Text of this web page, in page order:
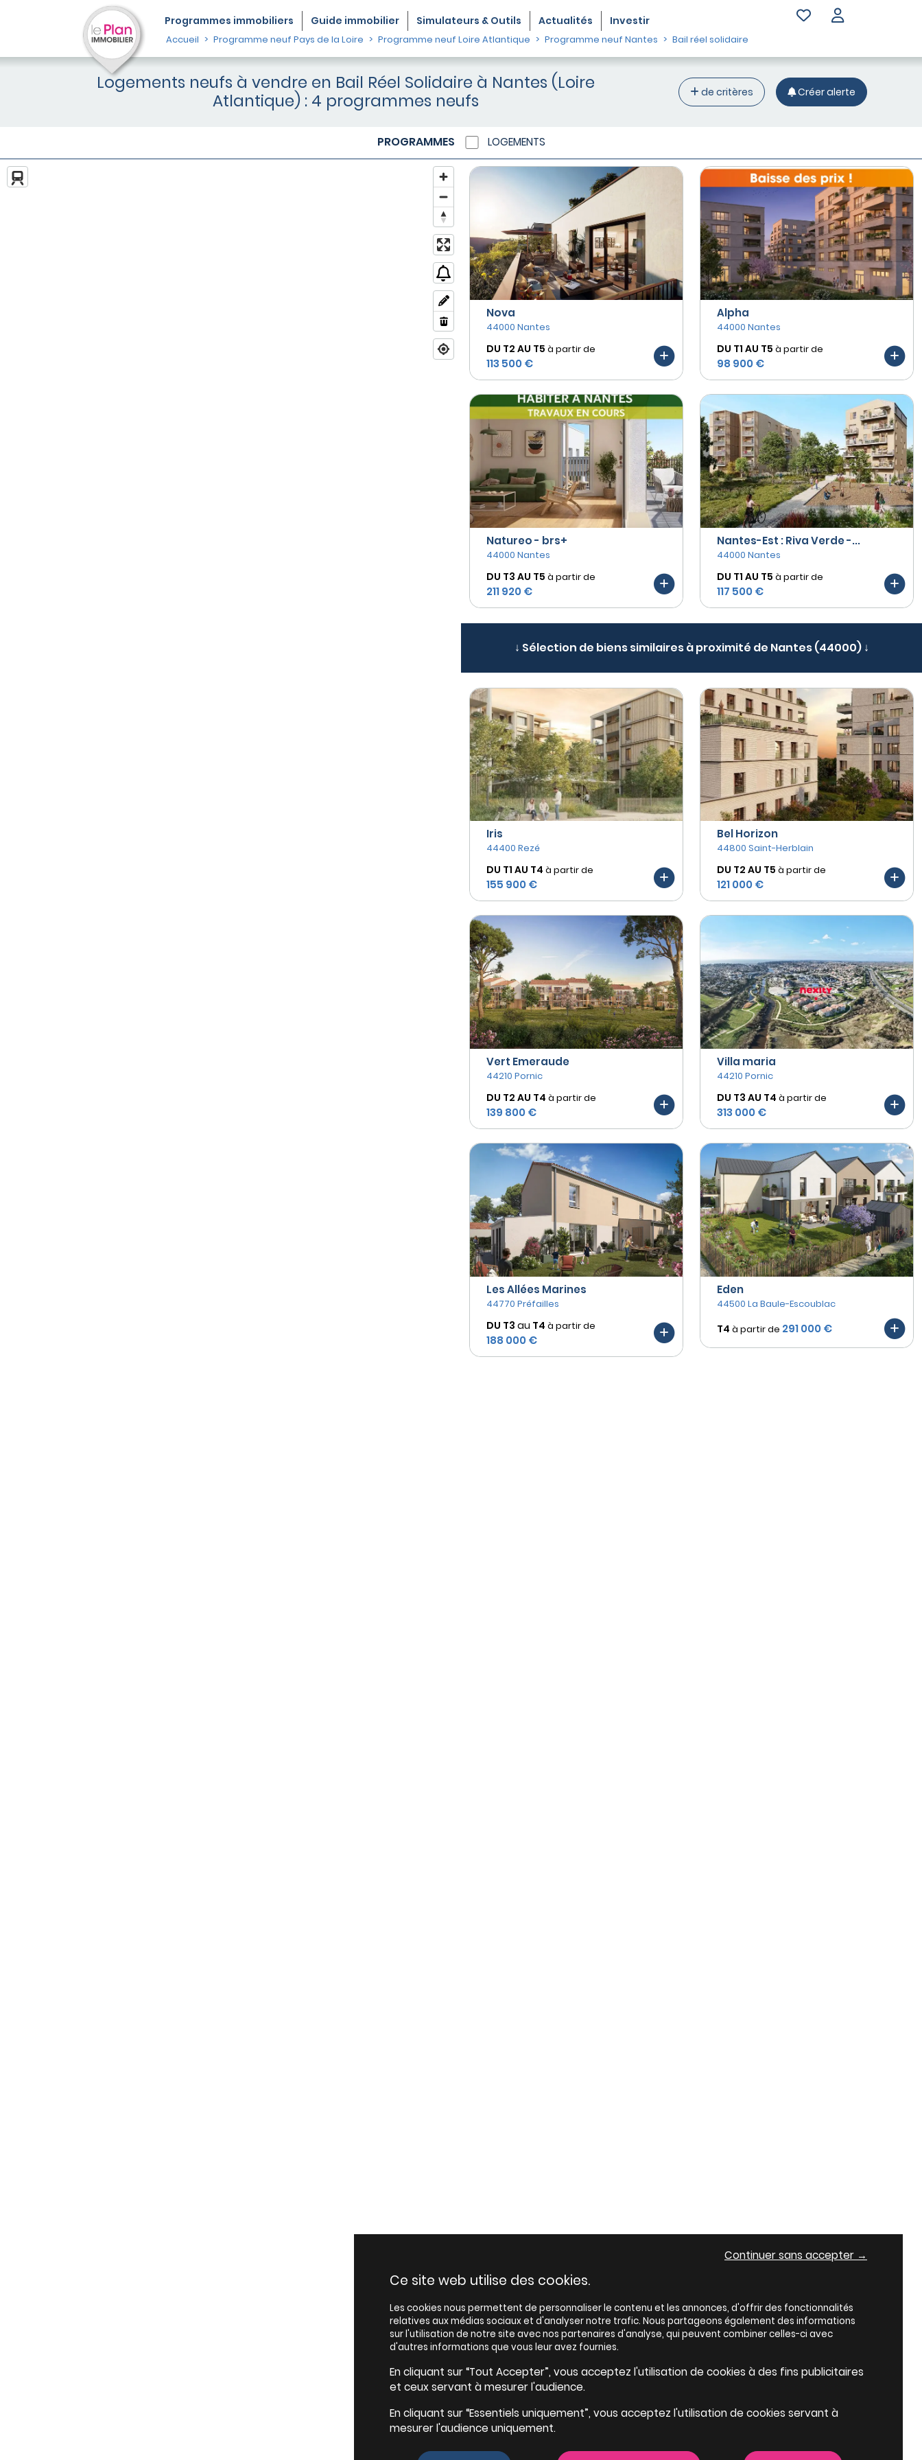
Programmes immobiliers Guide immobilier Simulateurs & Outils Actualités Investir
Accueil Programme neuf Pays de la Loire Programme neuf Loire Atlantique Programme neuf Nantes Bail réel solidaire
Logements neufs à vendre en Bail Réel Solidaire à Nantes (Loire
Atlantique) : 4 programmes neufs
de critères Créer alerte
PROGRAMMES LOGEMENTS
Nova
44000 Nantes
DU T2 AU T5 à partir de
113 500 €
Alpha
44000 Nantes
DU T1 AU T5 à partir de
98 900 €
Natureo - brs+
44000 Nantes
DU T3 AU T5 à partir de
211 920 €
Nantes-Est : Riva Verde -...
44000 Nantes
DU T1 AU T5 à partir de
117 500 €
↓ Sélection de biens similaires à proximité de Nantes (44000) ↓
Iris
44400 Rezé
DU T1 AU T4 à partir de
155 900 €
Bel Horizon
44800 Saint-Herblain
DU T2 AU T5 à partir de
121 000 €
Vert Emeraude
44210 Pornic
DU T2 AU T4 à partir de
139 800 €
Villa maria
44210 Pornic
DU T3 AU T4 à partir de
313 000 €
Les Allées Marines
44770 Préfailles
DU T3 au T4 à partir de
188 000 €
Eden
44500 La Baule-Escoublac
T4 à partir de 291 000 €
Continuer sans accepter →
Ce site web utilise des cookies.
Les cookies nous permettent de personnaliser le contenu et les annonces, d'offrir des fonctionnalités
relatives aux médias sociaux et d'analyser notre trafic. Nous partageons également des informations
sur l'utilisation de notre site avec nos partenaires d'analyse, qui peuvent combiner celles-ci avec
d'autres informations que vous leur avez fournies.
En cliquant sur “Tout Accepter”, vous acceptez l'utilisation de cookies à des fins publicitaires
et ceux servant à mesurer l'audience.
En cliquant sur “Essentiels uniquement”, vous acceptez l'utilisation de cookies servant à
mesurer l'audience uniquement.